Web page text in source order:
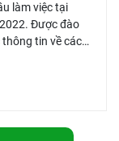
làm việc tại
Được đào
tin về các
hoá, sức khoẻ
kinh nghiệm 2
gạo lứt, gạo